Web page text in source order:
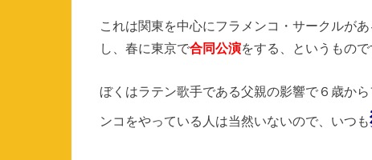
これは関東を中心にフラメンコ・サークルが
し、春に東京で合同公演をする、というもので
ぼくはラテン歌手である父親の影響で６歳か
ンコをやっている人は当然いないので、いつも